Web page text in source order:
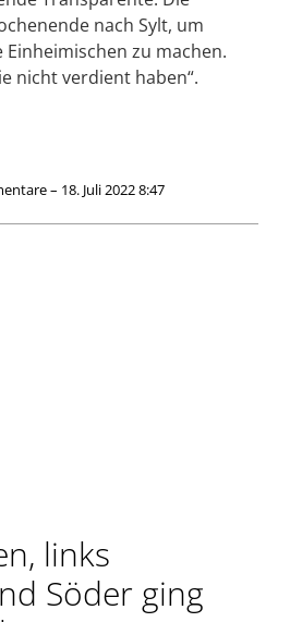
nach Sylt, um
zu machen.
nicht verdient haben“.
– 18. Juli 2022 8:47
links
Söder ging